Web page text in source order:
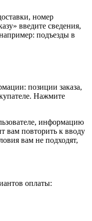
номер
введите сведения,
подъезды в
позиции заказа,
Нажмите
информацию
вам повторить к вводу
вам не подходят,
оплаты: